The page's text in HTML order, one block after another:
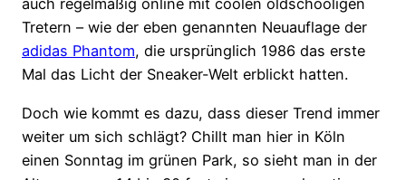
auch regelmäßig online mit coolen oldschooligen
Tretern – wie der eben genannten Neuauflage der
adidas Phantom, die ursprünglich 1986 das erste
Mal das Licht der Sneaker-Welt erblickt hatten.
Doch wie kommt es dazu, dass dieser Trend immer
weiter um sich schlägt? Chillt man hier in Köln
einen Sonntag im grünen Park, so sieht man in der